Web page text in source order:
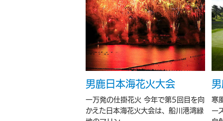
男鹿日本海花火大会
一万発の仕掛花火 今年で第5回目を向
かえた日本海花火大会は、船川港湾緑
寒
ー